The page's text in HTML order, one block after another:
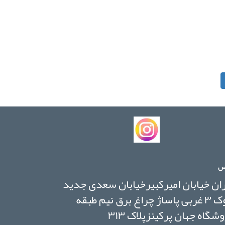
خیابان امیرکبیرخیابان سعدی جدید
بلوک ۳ غربی پاساژ چراغ برق نیم طبقه
جهان پرکینزپلاک ۳۱۳